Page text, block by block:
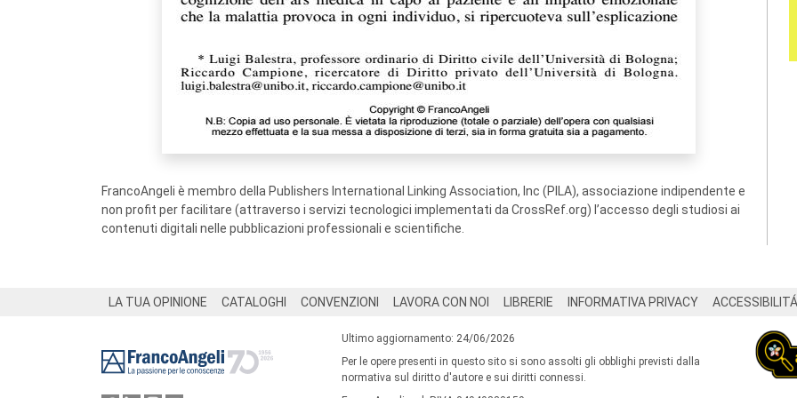
FrancoAngeli è membro della Publishers International Linking Association, Inc (PILA), associazione indipendente e
non profit per facilitare (attraverso i servizi tecnologici implementati da CrossRef.org) l’accesso degli studiosi ai
contenuti digitali nelle pubblicazioni professionali e scientifiche.
LA TUA OPINIONE CATALOGHI CONVENZIONI LAVORA CON NOI LIBRERIE INFORMATIVA PRIVACY ACCESSIBILITÁ
Ultimo aggiornamento: 24/06/2026
Per le opere presenti in questo sito si sono assolti gli obblighi previsti dalla
normativa sul diritto d'autore e sui diritti connessi.